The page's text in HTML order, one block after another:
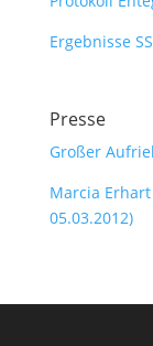
Ergebnisse
Presse
Großer
Marcia
05.03.2012)